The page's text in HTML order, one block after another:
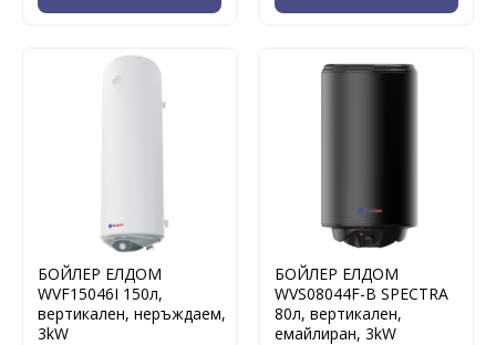
БОЙЛЕР ЕЛДОМ
WVF15046I 150л,
вертикален, неръждаем,
3kW
БОЙЛЕР ЕЛДОМ
WVS08044F-B SPECTRA
80л, вертикален,
емайлиран, 3kW